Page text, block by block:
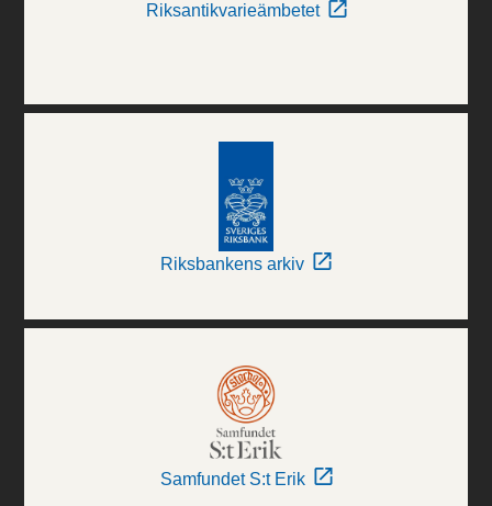
Riksantikvarieämbetet
Riksbankens arkiv
Samfundet S:t Erik